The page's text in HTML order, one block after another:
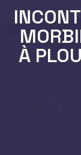
À